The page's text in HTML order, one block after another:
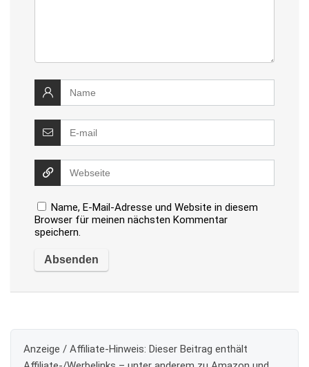
Name, E-Mail-Adresse und Website in diesem
Browser für meinen nächsten Kommentar
speichern.
Anzeige / Affiliate-Hinweis: Dieser Beitrag enthält